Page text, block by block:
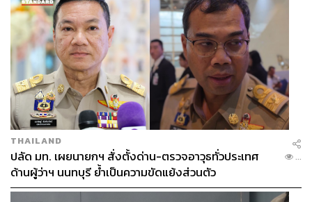
จะไม่ใช่ ทุกคนต้องเปลี่ยนไปตามช่วงวัยของมัน
เพราะฉะนั้นในเรื่องรู้สึกผิดหวังไม่มีแน่ๆ แต่จะมีความรู้สึก
เสียดายที่เพิ่งมาเข้าใจเรื่องนี้เมื่ออายุ 36 ปีแล้ว แต่ถามว่า
อยากแก้ไขไหม ก็ไม่ เพราะในความเป็นจริง บันไดทุกขั้นที่
เราเหยียบขึ้นไปแล้วมันดีเสมอ ถ้าวันก่อนผมไม่เคยทำตัวแบบ
นั้น เขียนเพลงแบบนั้น ท็อปกับบิ๊กอาจจะไม่ชอบขี้หน้าผม
และไม่ได้รู้สึกอยากมาทำงานกับผมก็ได้
บิ๊ก:ผมแค่เสียดายอย่างหนึ่งว่าเริ่มแรปช้าเกินไป เห็นบางคน
เริ่มตั้งแต่ 14-15 ทำไมเราไม่เอะใจ และเริ่มฝึกจริงจังตั้งแต่
ตอนนั้น
THAILAND
ปลัด มท. เผยนายกฯ สั่งตั้งด่าน-ตรวจอาวุธทั่วประเทศ
ด้านผู้ว่าฯ นนทบุรี ย้ำเป็นความขัดแย้งส่วนตัว
...